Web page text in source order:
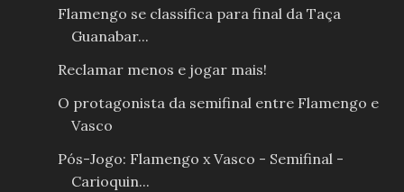
Flamengo se classifica para final da Taça
Guanabar...
Reclamar menos e jogar mais!
O protagonista da semifinal entre Flamengo e
Vasco
Pós-Jogo: Flamengo x Vasco - Semifinal -
Carioquin...